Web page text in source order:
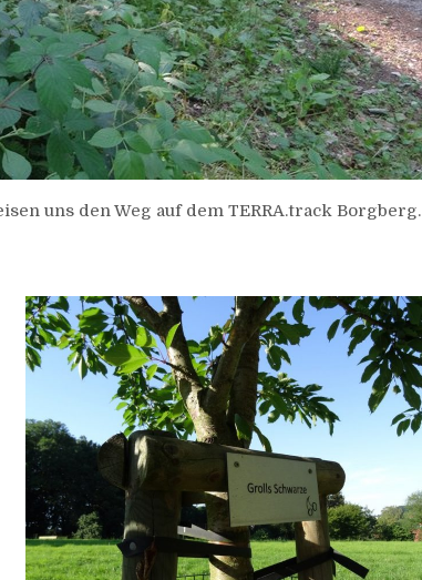
uns den Weg auf dem TERRA.track Borgberg.